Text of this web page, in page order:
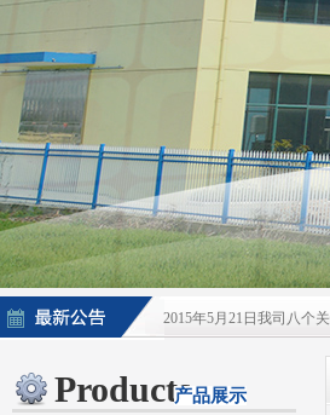
2015年5月21日我司八个
2015年5月21日酒泵百度
淀粉泵|卫生泵|卫生级自吸
Products产品展示